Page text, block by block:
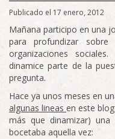
Publicado el 17 enero, 2012
Mañana participo en una
para profundizar
organizaciones
dinamice parte de la
pregunta.
Hace ya unos meses en
algunas lineas en este
más que dinamizar)
bocetaba aquella vez: